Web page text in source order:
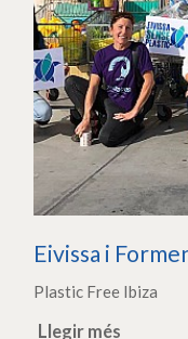
Eivissa i
Plastic Free Ibiza
Llegir més